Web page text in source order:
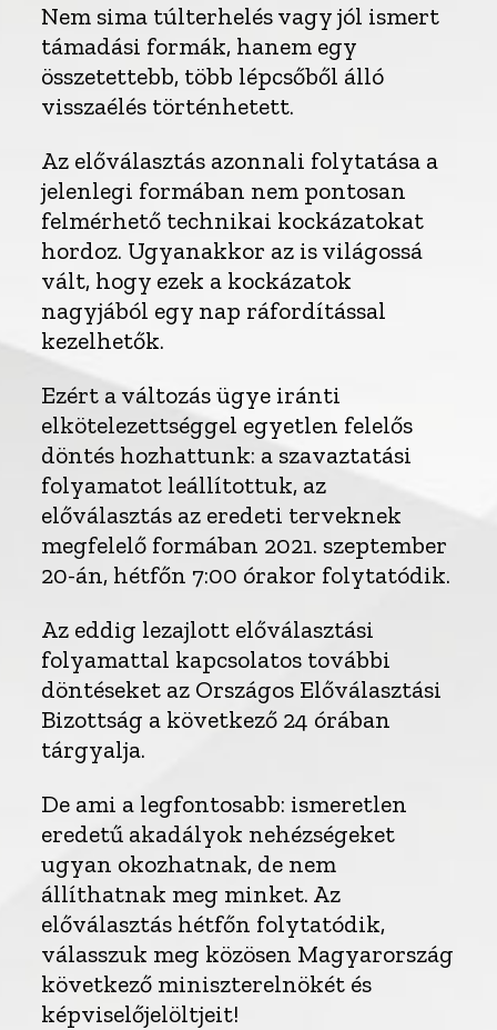
Nem sima túlterhelés vagy jól ismert
támadási formák, hanem egy
összetettebb, több lépcsőből álló
visszaélés történhetett.
Az előválasztás azonnali folytatása a
jelenlegi formában nem pontosan
felmérhető technikai kockázatokat
hordoz. Ugyanakkor az is világossá
vált, hogy ezek a kockázatok
nagyjából egy nap ráfordítással
kezelhetők.
Ezért a változás ügye iránti
elkötelezettséggel egyetlen felelős
döntés hozhattunk: a szavaztatási
folyamatot leállítottuk, az
előválasztás az eredeti terveknek
megfelelő formában 2021. szeptember
20-án, hétfőn 7:00 órakor folytatódik.
Az eddig lezajlott előválasztási
folyamattal kapcsolatos további
döntéseket az Országos Előválasztási
Bizottság a következő 24 órában
tárgyalja.
De ami a legfontosabb: ismeretlen
eredetű akadályok nehézségeket
ugyan okozhatnak, de nem
állíthatnak meg minket. Az
előválasztás hétfőn folytatódik,
válasszuk meg közösen Magyarország
következő miniszterelnökét és
képviselőjelöltjeit!